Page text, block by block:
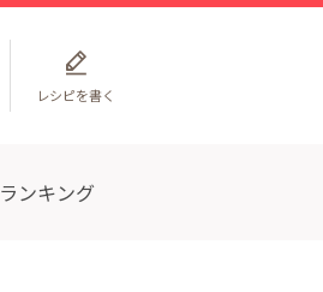
レシピを書く
ランキング